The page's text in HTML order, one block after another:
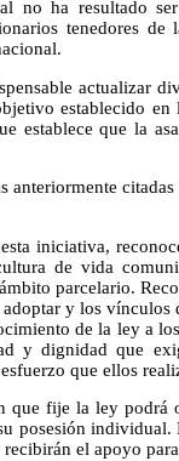
no ha resultado
tenedores
actualizar
establecido
que la
iniciativa,
de vida
parcelario.
y los vínculos
de la ley a
y dignidad que
que ellos
que fije la ley podrá
posesión
el apoyo